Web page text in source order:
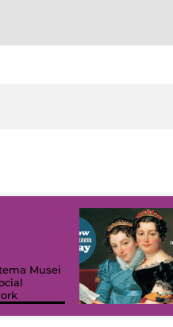
Musei